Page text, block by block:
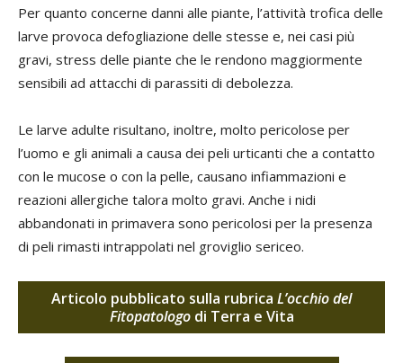
Per quanto concerne danni alle piante, l’attività trofica delle
larve provoca defogliazione delle stesse e, nei casi più
gravi, stress delle piante che le rendono maggiormente
sensibili ad attacchi di parassiti di debolezza.
Le larve adulte risultano, inoltre, molto pericolose per
l’uomo e gli animali a causa dei peli urticanti che a contatto
con le mucose o con la pelle, causano infiammazioni e
reazioni allergiche talora molto gravi. Anche i nidi
abbandonati in primavera sono pericolosi per la presenza
di peli rimasti intrappolati nel groviglio sericeo.
Articolo pubblicato sulla rubrica L’occhio del
Fitopatologodi Terra e Vita